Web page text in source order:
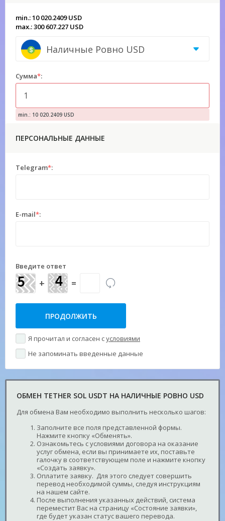
min.: 10 020.2409 USD
max.: 300 607.227 USD
Наличные Ровно USD
Сумма*:
min.: 10 020.2409 USD
ПЕРСОНАЛЬНЫЕ ДАННЫЕ
Telegram*:
E-mail*:
Введите ответ
+ =
Я прочитал и согласен сусловиями
Не запоминать введенные данные
ОБМЕН TETHER SOL USDT НА НАЛИЧНЫЕ РОВНО USD
Для обмена Вам необходимо выполнить несколько шагов:
Заполните все поля представленной формы.
Нажмите кнопку «Обменять».
Ознакомьтесь с условиями договора на оказание
услуг обмена, если вы принимаете их, поставьте
галочку в соответствующем поле и нажмите кнопку
«Создать заявку».
Оплатите заявку. Для этого следует совершить
перевод необходимой суммы, следуя инструкциям
на нашем сайте.
После выполнения указанных действий, система
переместит Вас на страницу «Состояние заявки»,
где будет указан статус вашего перевода.